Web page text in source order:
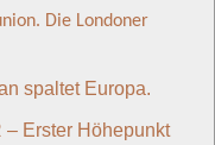
Die Londoner
spaltet Europa.
– Erster Höhepunkt